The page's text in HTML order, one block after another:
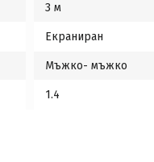
3 м
Екраниран
Мъжко- мъжко
1.4